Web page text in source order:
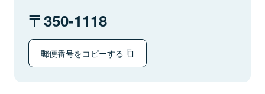
350-1118
郵便番号をコピーする